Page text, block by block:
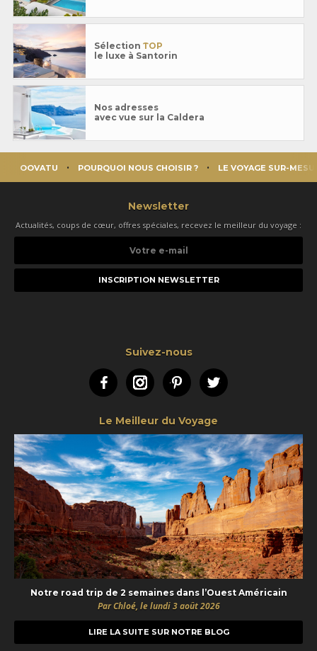
Sélection TOP
le luxe à Santorin
Nos adresses
avec vue sur la Caldera
OOVATU POURQUOI NOUS CHOISIR ? LE VOYAGE SUR-
Newsletter
Actualités, coups de cœur, offres spéciales, recevez le meilleur du voyage :
e-
Suivez-nous
FacebookInstagramPinterestTwitter
Le Meilleur du Voyage
Notre road trip de 2 semaines dans l’Ouest Américain
Par Chloé, le lundi 3 août 2026
LIRE LA SUITE SUR NOTRE BLOG